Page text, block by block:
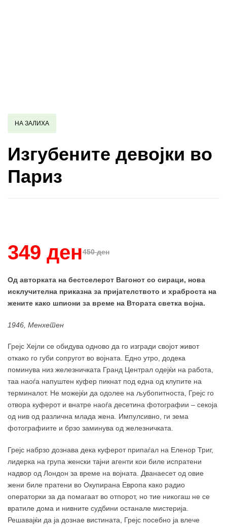
НА ЗАЛИХА
Изгубените девојки во
Париз
450 ден
349 ден
Од авторката на бестселерот Вагонот со сираци, нова
исклучителна приказна за пријателството и храброста на
жените како шпиони за време на Втората светка војна.
1946, Менхетен
Грејс Хејли се обидува одново да го изгради својот живот
откако го губи сопругот во војната. Едно утро, додека
поминува низ железничката Гранд Централ одејќи на работа,
таа наоѓа напуштен куфер пикнат под една од клупите на
терминалот. Не можејќи да одолее на љубопитноста, Грејс го
отвора куферот и внатре наоѓа десетина фотографии – секоја
од нив од различна млада жена. Импулсивно, ги зема
фотографиите и брзо заминува од железничката.
Грејс набрзо дознава дека куферот припаѓал на Еленор Триг,
лидерка на група женски тајни агенти кои биле испратени
надвор од Лондон за време на војната. Дванаесет од овие
жени биле пратени во Окупирана Европа како радио
операторки за да помагаат во отпорот, но тие никогаш не се
вратиле дома и нивните судбини останале мистерија.
Решавајќи да ја дознае вистината, Грејс посебно ја влече